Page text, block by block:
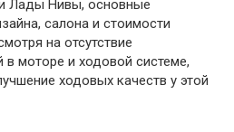
Лады Нивы, основные
салона и стоимости
на отсутствие
в моторе и ходовой системе,
ходовых качеств у этой